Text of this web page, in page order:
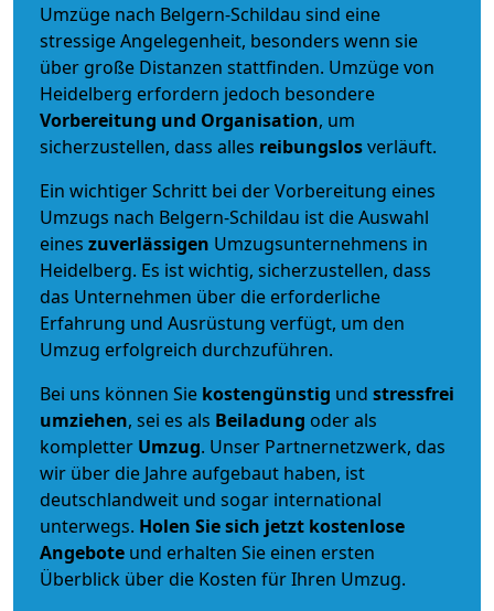
Umzüge nach Belgern-Schildau sind eine
stressige Angelegenheit, besonders wenn sie
über große Distanzen stattfinden. Umzüge von
Heidelberg erfordern jedoch besondere
Vorbereitung und Organisation, um
sicherzustellen, dass alles reibungslosverläuft.
Ein wichtiger Schritt bei der Vorbereitung eines
Umzugs nach Belgern-Schildau ist die Auswahl
eines zuverlässigen Umzugsunternehmens in
Heidelberg. Es ist wichtig, sicherzustellen, dass
das Unternehmen über die erforderliche
Erfahrung und Ausrüstung verfügt, um den
Umzug erfolgreich durchzuführen.
Bei uns können Sie kostengünstig und stressfrei
umziehen, sei es als Beiladung oder als
kompletter Umzug. Unser Partnernetzwerk, das
wir über die Jahre aufgebaut haben, ist
deutschlandweit und sogar international
unterwegs. Holen Sie sich jetzt kostenlose
Angebote und erhalten Sie einen ersten
Überblick über die Kosten für Ihren Umzug.